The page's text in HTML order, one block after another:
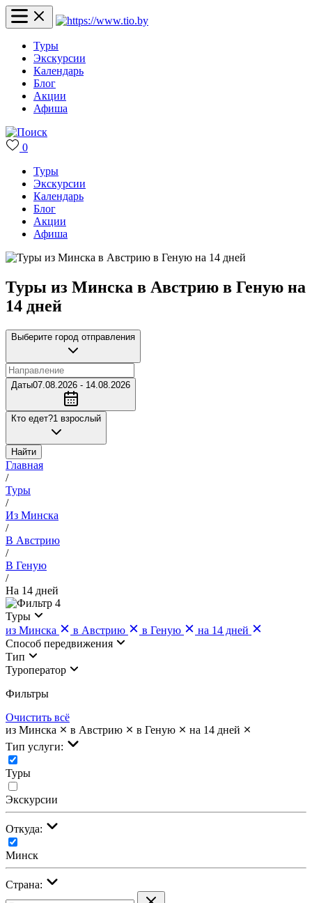
Туры
Экскурсии
Календарь
Блог
Акции
Афиша
0
Туры
Экскурсии
Календарь
Блог
Акции
Афиша
Туры из Минска в Австрию в Геную на
14 дней
Выберите город отправления
Даты07.08.2026 - 14.08.2026
Кто едет?1 взрослый
Найти
Главная
/
Туры
/
Из Минска
/
В Австрию
/
В Геную
/
На 14 дней
4
Туры
из Минска
в Австрию в Геную
на 14 дней
Cпособ передвижения
Тип
Туроператор
Фильтры
Очистить всё
из Минска
в Австрию в Геную
на 14 дней
Тип услуги:
Туры
Экскурсии
Откуда:
Минск
Страна: